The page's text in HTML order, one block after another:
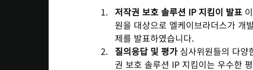
저작권 보호 솔루션 IP 지킴이 발표
원을 대상으로 엘케이브라더스가 개
제를 발표하였습니다.
질의응답 및 평가 심사위원들의 다양
권 보호 솔루션 IP 지킴이는 우수한